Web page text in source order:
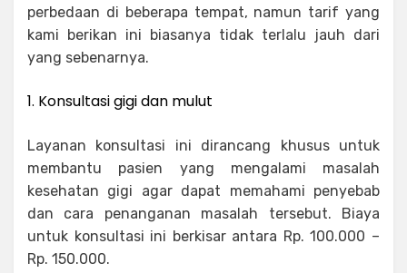
perbedaan di beberapa tempat, namun tarif yang
kami berikan ini biasanya tidak terlalu jauh dari
yang sebenarnya.
1. Konsultasi gigi dan mulut
Layanan konsultasi ini dirancang khusus untuk
membantu pasien yang mengalami masalah
kesehatan gigi agar dapat memahami penyebab
dan cara penanganan masalah tersebut. Biaya
untuk konsultasi ini berkisar antara Rp. 100.000 –
Rp. 150.000.